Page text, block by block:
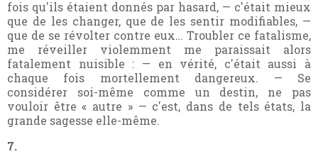
fois qu'ils étaient donnés par hasard, — c'était mieux
que de les changer, que de les sentir modifiables, —
que de se révolter contre eux… Troubler ce fatalisme,
me réveiller violemment me paraissait alors
fatalement nuisible : — en vérité, c'était aussi à
chaque fois mortellement dangereux. — Se
considérer soi-même comme un destin, ne pas
vouloir être « autre » — c'est, dans de tels états, la
grande sagesse elle-même.
7.